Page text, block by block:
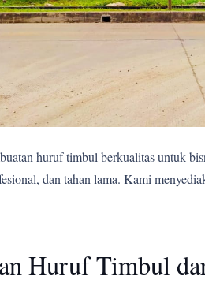
huruf timbul berkualitas untuk
dan tahan lama. Kami
Huruf Timbul